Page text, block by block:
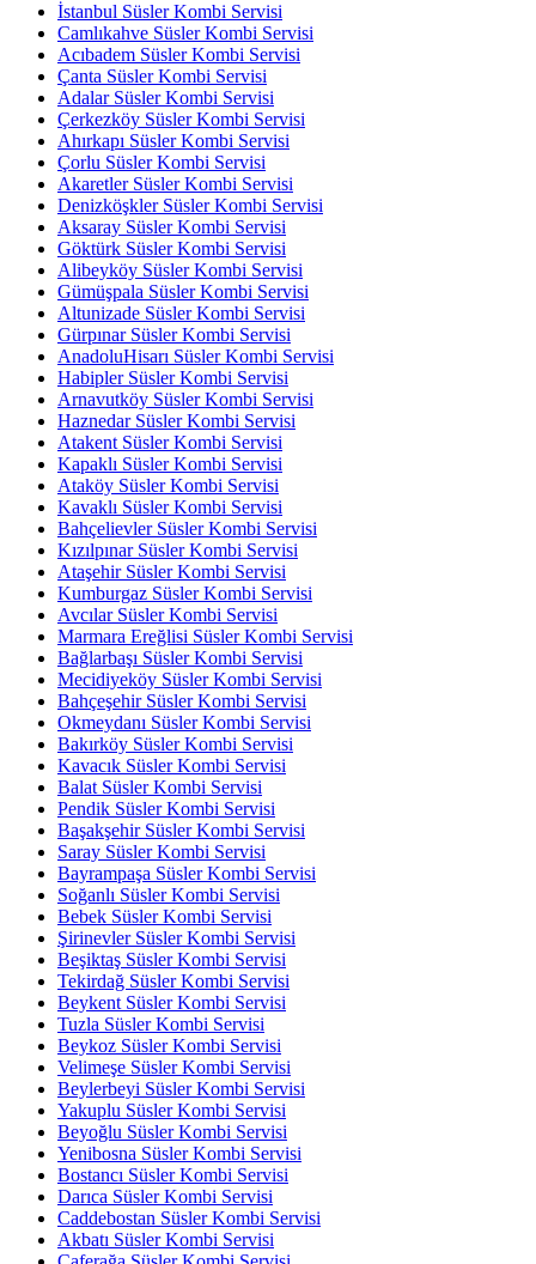
İstanbul Süsler Kombi Servisi
Camlıkahve Süsler Kombi Servisi
Acıbadem Süsler Kombi Servisi
Çanta Süsler Kombi Servisi
Adalar Süsler Kombi Servisi
Çerkezköy Süsler Kombi Servisi
Ahırkapı Süsler Kombi Servisi
Çorlu Süsler Kombi Servisi
Akaretler Süsler Kombi Servisi
Denizköşkler Süsler Kombi Servisi
Aksaray Süsler Kombi Servisi
Göktürk Süsler Kombi Servisi
Alibeyköy Süsler Kombi Servisi
Gümüşpala Süsler Kombi Servisi
Altunizade Süsler Kombi Servisi
Gürpınar Süsler Kombi Servisi
AnadoluHisarı Süsler Kombi Servisi
Habipler Süsler Kombi Servisi
Arnavutköy Süsler Kombi Servisi
Haznedar Süsler Kombi Servisi
Atakent Süsler Kombi Servisi
Kapaklı Süsler Kombi Servisi
Ataköy Süsler Kombi Servisi
Kavaklı Süsler Kombi Servisi
Bahçelievler Süsler Kombi Servisi
Kızılpınar Süsler Kombi Servisi
Ataşehir Süsler Kombi Servisi
Kumburgaz Süsler Kombi Servisi
Avcılar Süsler Kombi Servisi
Marmara Ereğlisi Süsler Kombi Servisi
Bağlarbaşı Süsler Kombi Servisi
Mecidiyeköy Süsler Kombi Servisi
Bahçeşehir Süsler Kombi Servisi
Okmeydanı Süsler Kombi Servisi
Bakırköy Süsler Kombi Servisi
Kavacık Süsler Kombi Servisi
Balat Süsler Kombi Servisi
Pendik Süsler Kombi Servisi
Başakşehir Süsler Kombi Servisi
Saray Süsler Kombi Servisi
Bayrampaşa Süsler Kombi Servisi
Soğanlı Süsler Kombi Servisi
Bebek Süsler Kombi Servisi
Şirinevler Süsler Kombi Servisi
Beşiktaş Süsler Kombi Servisi
Tekirdağ Süsler Kombi Servisi
Beykent Süsler Kombi Servisi
Tuzla Süsler Kombi Servisi
Beykoz Süsler Kombi Servisi
Velimeşe Süsler Kombi Servisi
Beylerbeyi Süsler Kombi Servisi
Yakuplu Süsler Kombi Servisi
Beyoğlu Süsler Kombi Servisi
Yenibosna Süsler Kombi Servisi
Bostancı Süsler Kombi Servisi
Darıca Süsler Kombi Servisi
Caddebostan Süsler Kombi Servisi
Akbatı Süsler Kombi Servisi